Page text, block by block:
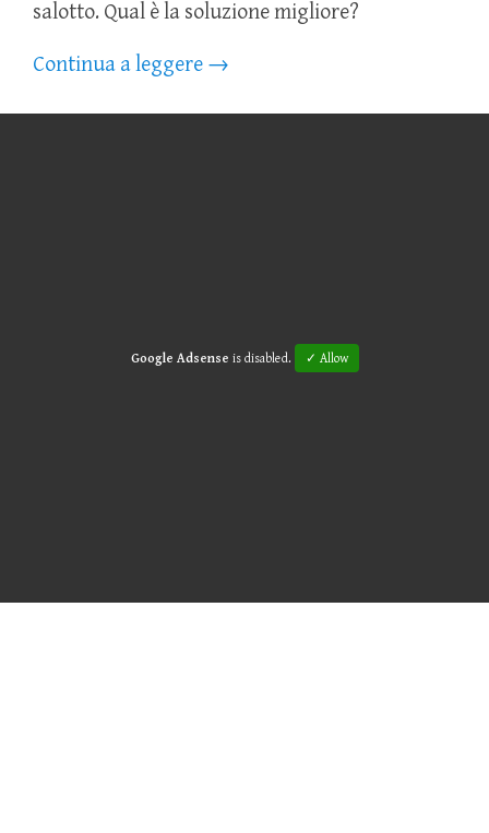
salotto. Qual è la soluzione migliore?
Continua a leggere →
Google Adsense is disabled. ✓ Allow